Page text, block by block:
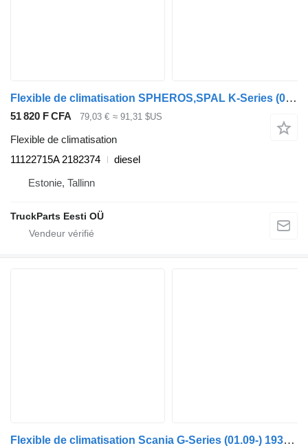
Flexible de climatisation SPHEROS,SPAL K-Series (01.12-) 11122715A pour Scania K,N,F-series bus (2006-)
51 820 F CFA 79,03 € ≈ 91,31 $US
Flexible de climatisation
11122715A 2182374
diesel
Estonie, Tallinn
TruckParts Eesti OÜ
Flexible de climatisation Scania G-Series (01.09-) 1934388 pour bus Scania P,G,R,T-series (2004-2017)